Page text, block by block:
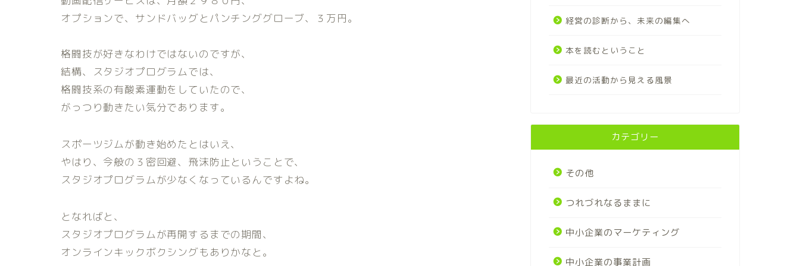
オプションで、サンドバッグとパンチンググローブ、３万円。
格闘技が好きなわけではないのですが、
結構、スタジオプログラムでは、
格闘技系の有酸素運動をしていたので、
がっつり動きたい気分であります。
スポーツジムが動き始めたとはいえ、
やはり、今般の３密回避、飛沫防止ということで、
スタジオプログラムが少なくなっているんですよね。
となればと、
スタジオプログラムが再開するまでの期間、
オンラインキックボクシングもありかなと。
経営の診断から、未来の編集へ
本を読むということ
最近の活動から見える風景
カテゴリー
その他
つれづれなるままに
中小企業のマーケティング
中小企業の事業計画